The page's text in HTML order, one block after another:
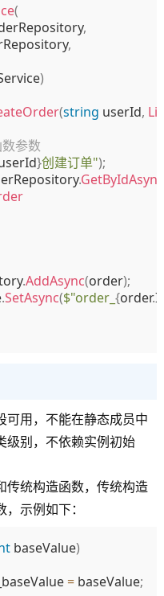
(
,
,
)
(string userId,
参数
}创建订单");
.GetByIdAsync
.AddAsync(order);
.SetAsync($"order_ {order.
可用，不能在静态成员中
级别，不依赖实例初始
传统构造函数，传统构造
示例如下：
baseValue)
= baseValue;